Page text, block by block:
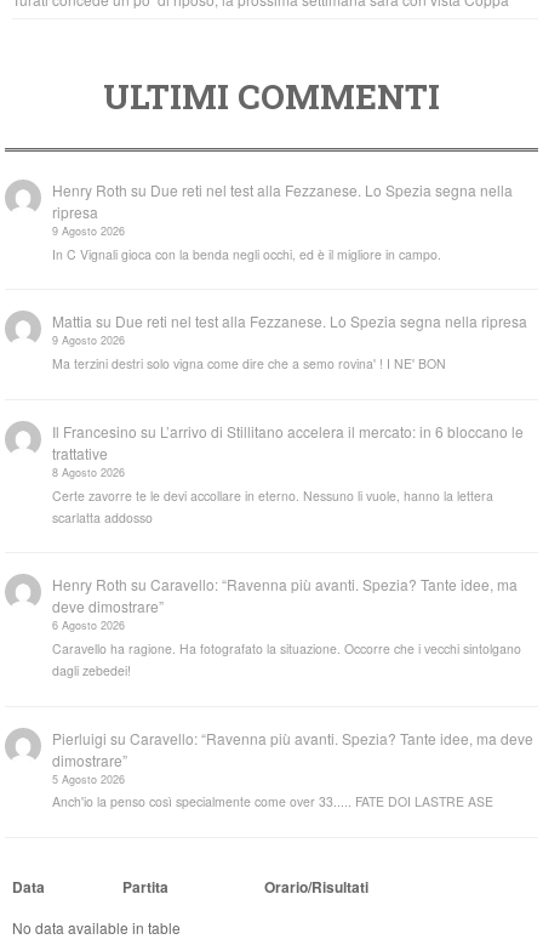
ULTIMI COMMENTI
Henry Roth su Due reti nel test alla Fezzanese. Lo Spezia segna nella
ripresa
9 Agosto 2026
In C Vignali gioca con la benda negli occhi, ed è il migliore in campo.
Mattia su Due reti nel test alla Fezzanese. Lo Spezia segna nella ripresa
9 Agosto 2026
Ma terzini destri solo vigna come dire che a semo rovina' ! I NE' BON
Il Francesino su L’arrivo di Stillitano accelera il mercato: in 6 bloccano le
trattative
8 Agosto 2026
Certe zavorre te le devi accollare in eterno. Nessuno li vuole, hanno la lettera
scarlatta addosso
Henry Roth suCaravello: “Ravenna più avanti. Spezia? Tante idee, ma
deve dimostrare”
6 Agosto 2026
Caravello ha ragione. Ha fotografato la situazione. Occorre che i vecchi sintolgano
dagli zebedei!
Pierluigi suCaravello: “Ravenna più avanti. Spezia? Tante idee, ma deve
dimostrare”
5 Agosto 2026
Anch'io la penso così specialmente come over 33..... FATE DOI LASTRE ASE
Data Partita Orario/Risultati
No data available in table